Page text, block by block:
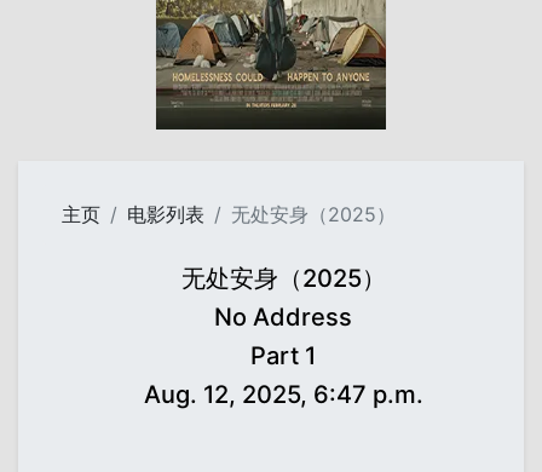
主页 电影列表 无处安身（2025）
无处安身（2025）
No Address
Part 1
Aug. 12, 2025, 6:47 p.m.